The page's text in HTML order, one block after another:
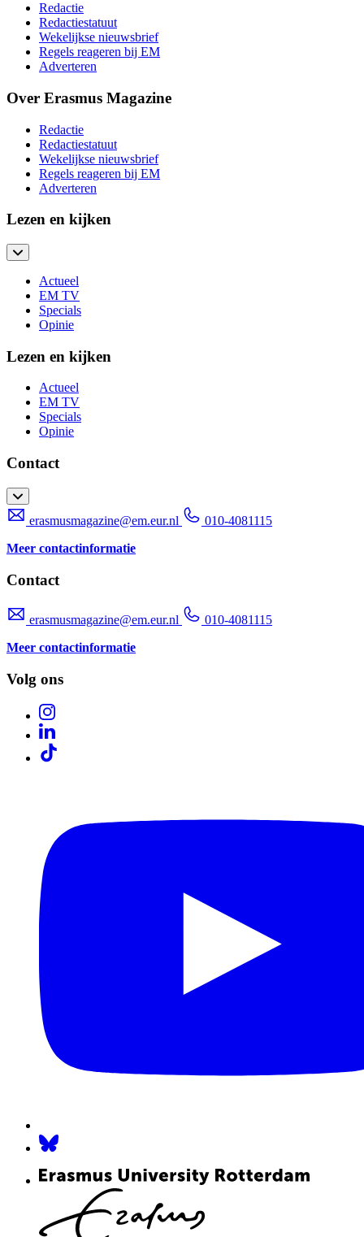
Redactie
Redactiestatuut
Wekelijkse nieuwsbrief
Regels reageren bij EM
Adverteren
Over Erasmus Magazine
Redactie
Redactiestatuut
Wekelijkse nieuwsbrief
Regels reageren bij EM
Adverteren
Lezen en kijken
Actueel
EM TV
Specials
Opinie
Lezen en kijken
Actueel
EM TV
Specials
Opinie
Contact
erasmusmagazine@em.eur.nl
010-4081115
Meer contactinformatie
Contact
erasmusmagazine@em.eur.nl
010-4081115
Meer contactinformatie
Volg ons